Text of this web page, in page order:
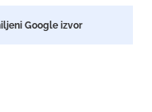
Google izvor